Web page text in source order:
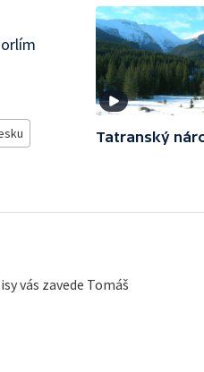
Tatranský
vás zavede Tomáš